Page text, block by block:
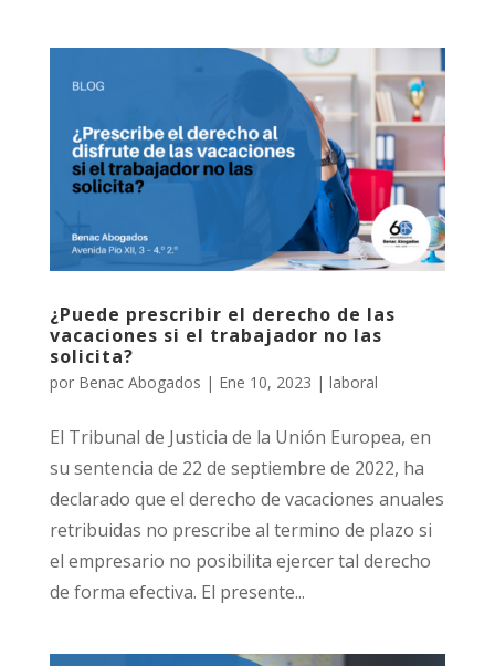
¿Puede prescribir el derecho de las
vacaciones si el trabajador no las
solicita?
por Benac Abogados | Ene 10, 2023 | laboral
El Tribunal de Justicia de la Unión Europea, en
su sentencia de 22 de septiembre de 2022, ha
declarado que el derecho de vacaciones anuales
retribuidas no prescribe al termino de plazo si
el empresario no posibilita ejercer tal derecho
de forma efectiva. El presente...